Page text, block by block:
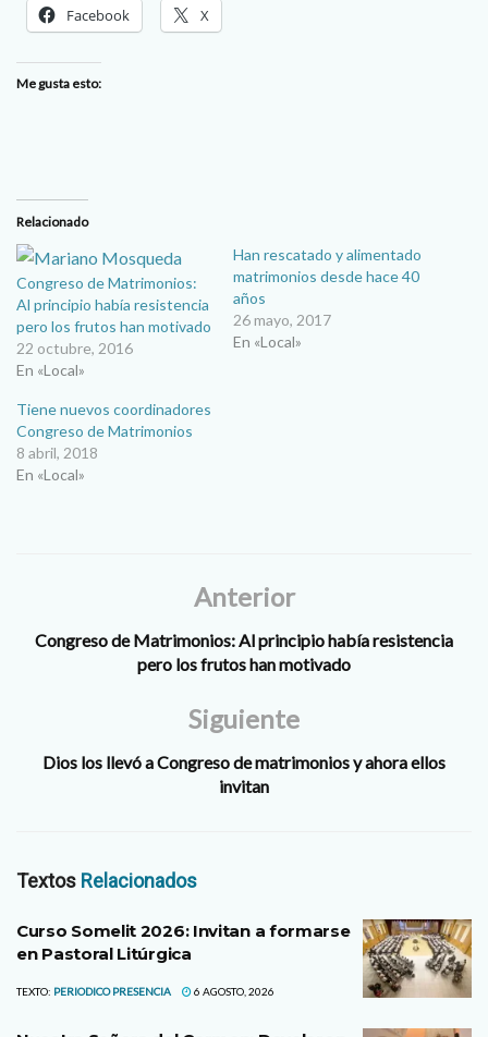
Facebook X
Me gusta esto:
Relacionado
Congreso de Matrimonios:
Al principio había resistencia
pero los frutos han motivado
22 octubre, 2016
En «Local»
Han rescatado y alimentado
matrimonios desde hace 40
años
26 mayo, 2017
En «Local»
Tiene nuevos coordinadores
Congreso de Matrimonios
8 abril, 2018
En «Local»
Anterior
Congreso de Matrimonios: Al principio había resistencia
pero los frutos han motivado
Siguiente
Dios los llevó a Congreso de matrimonios y ahora ellos
invitan
Textos Relacionados
Curso Somelit 2026: Invitan a formarse
en Pastoral Litúrgica
TEXTO: PERIODICO PRESENCIA 6 AGOSTO, 2026